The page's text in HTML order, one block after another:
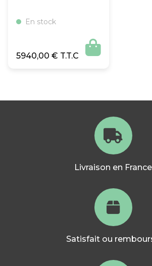
En stock
5940,00 € 
Livraison en France
Satisfait ou